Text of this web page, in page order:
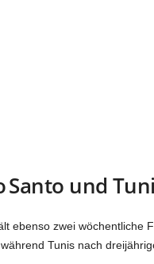
Santo und
ebenso zwei wöchentliche
Tunis nach